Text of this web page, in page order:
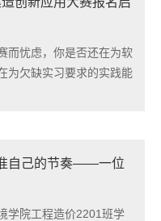
而忧虑，你是否还在为软
为欠缺实习要求的实践能
新应用大赛报名启动
，促进...
自己的节奏——一位
学院工程造价2201班学